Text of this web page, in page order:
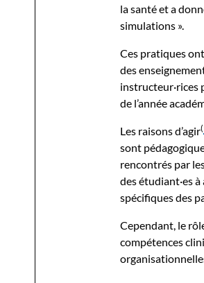
la santé et a
simulations ».
Ces pratiques
des
instructeur·rices
de l’année
Les raisons d’agir(
sont
rencontrés par
des étudiant·es
spécifiques des
Cependant, le
compétences